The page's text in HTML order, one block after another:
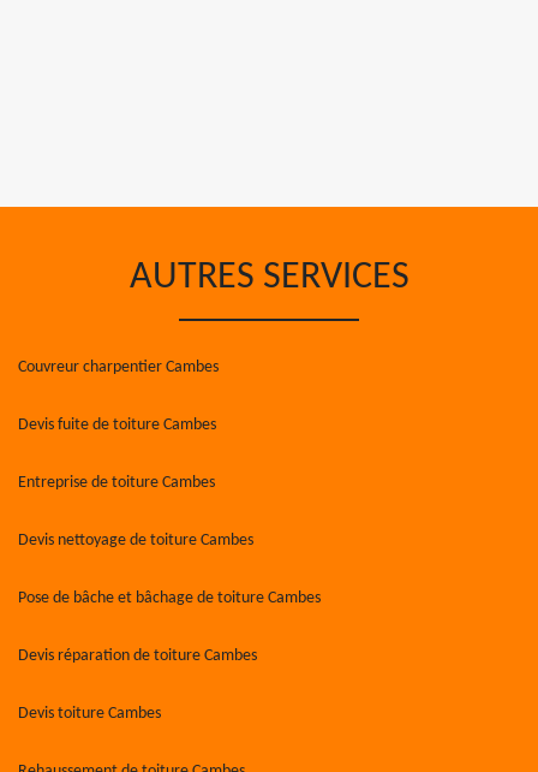
AUTRES SERVICES
Couvreur charpentier Cambes
Devis fuite de toiture Cambes
Entreprise de toiture Cambes
Devis nettoyage de toiture Cambes
Pose de bâche et bâchage de toiture Cambes
Devis réparation de toiture Cambes
Devis toiture Cambes